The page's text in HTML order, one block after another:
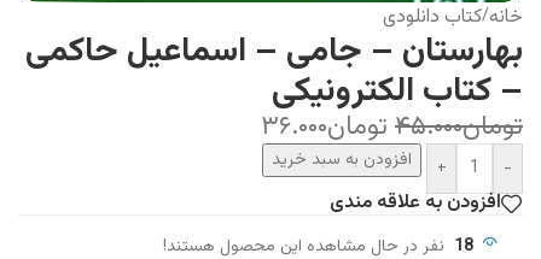
خانه/کتاب دانلودی
بهارستان – جامی – اسماعیل حاکمی
– کتاب الکترونیکی
تومان۴۵.۰۰۰ تومان۳۶.۰۰۰
-
+ افزودن به سبد خرید
افزودن به علاقه مندی
18 نفر در حال مشاهده این محصول هستند!